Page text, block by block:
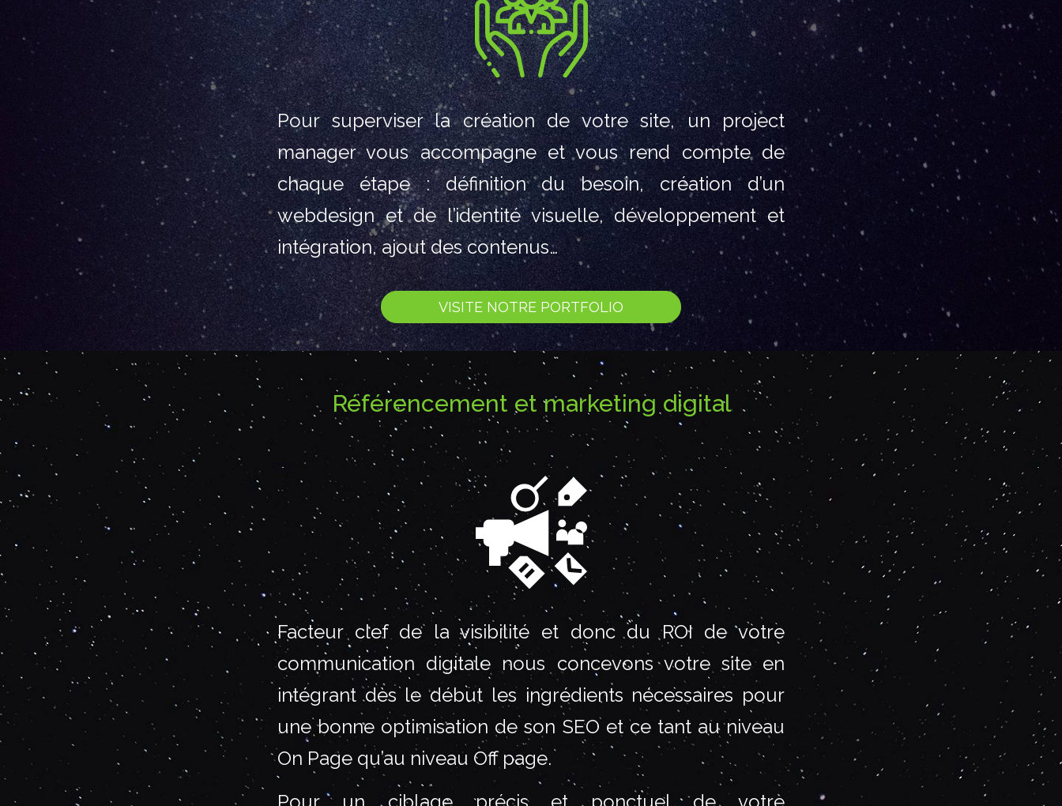
Pour superviser la création de votre site, un project
manager vous accompagne et vous rend compte de
chaque étape : définition du besoin, création d’un
webdesign et de l’identité visuelle, développement et
intégration, ajout des contenus…
VISITE NOTRE PORTFOLIO
Référencement et marketing digital
Facteur clef de la visibilité et donc du ROI de votre
communication digitale nous concevons votre site en
intégrant dès le début les ingrédients nécessaires pour
une bonne optimisation de son SEO et ce tant au niveau
On Page qu’au niveau Off page.